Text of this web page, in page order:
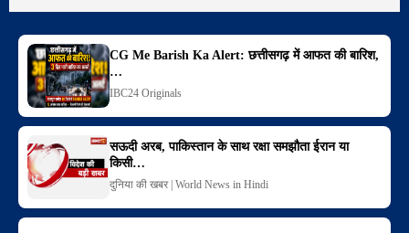
CG Me Barish Ka Alert: छत्तीसगढ़ में आफत की बारिश,
…
IBC24 Originals
सऊदी अरब, पाकिस्तान के साथ रक्षा समझौता ईरान या
किसी…
दुनिया की खबर | World News in Hindi